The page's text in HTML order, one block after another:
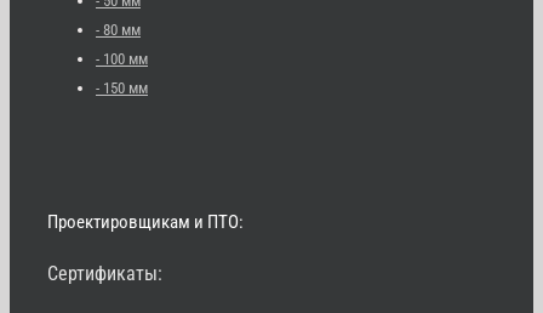
- 80 мм
- 100 мм
- 150 мм
Проектировщикам и ПТО:
Сертификаты: